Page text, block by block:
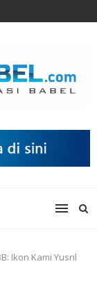
Ikon Kami Yusril